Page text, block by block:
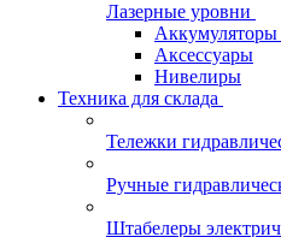
Лазерные уровни
Аккумуляторы
Аксессуары
Нивелиры
Техника для склада
Тележки
Ручные
Штабелеры